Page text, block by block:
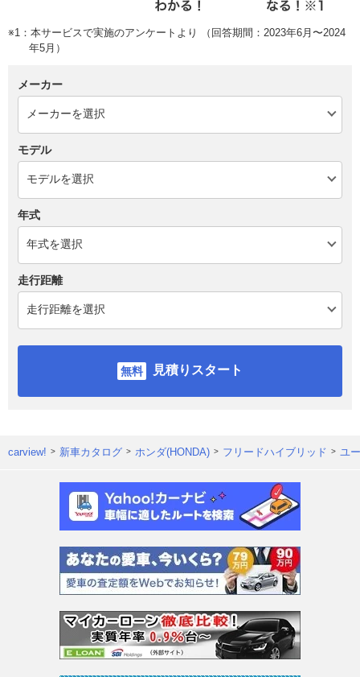
※1：本サービスで実施のアンケートより （回答期間：2023年6月〜2024
年5月）
メーカー
モデル
年式
走行距離
見積りスタート
carview! 新車カタログ ホンダ(HONDA) フリードハイブリッド ユ